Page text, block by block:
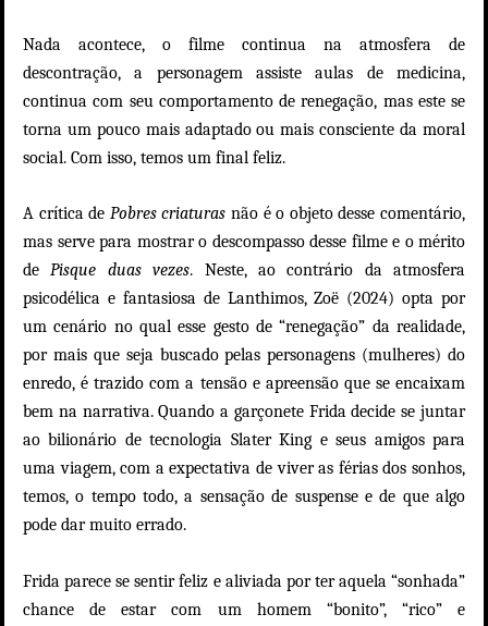
Nada acontece, o filme continua na atmosfera de
descontração, a personagem assiste aulas de medicina,
continua com seu comportamento de renegação, mas este se
torna um pouco mais adaptado ou mais consciente da moral
social. Com isso, temos um final feliz.
A crítica de Pobres criaturas não é o objeto desse comentário,
mas serve para mostrar o descompasso desse filme e o mérito
dePisque duas vezes. Neste, ao contrário da atmosfera
psicodélica e fantasiosa de Lanthimos, Zoë (2024) opta por
um cenário no qual esse gesto de “renegação” da realidade,
por mais que seja buscado pelas personagens (mulheres) do
enredo, é trazido com a tensão e apreensão que se encaixam
bem na narrativa. Quando a garçonete Frida decide se juntar
ao bilionário de tecnologia Slater King e seus amigos para
uma viagem, com a expectativa de viver as férias dos sonhos,
temos, o tempo todo, a sensação de suspense e de que algo
pode dar muito errado.
Frida parece se sentir feliz e aliviada por ter aquela “sonhada”
chance de estar com um homem “bonito”, “rico” e